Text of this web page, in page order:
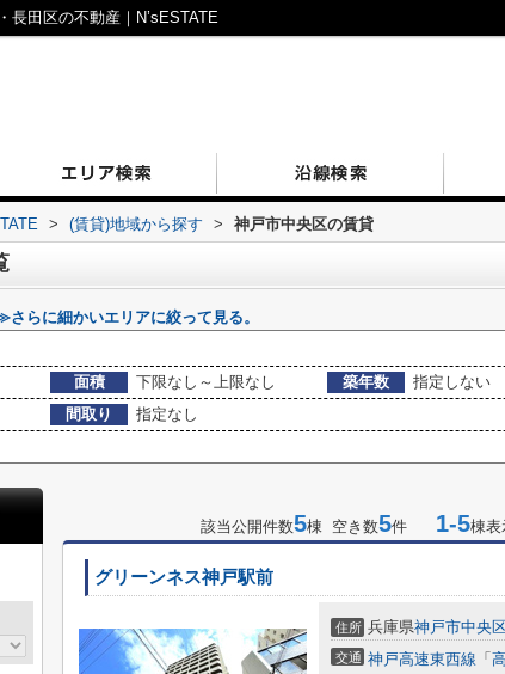
長田区の不動産｜N’sESTATE
> (賃貸)地域から探す > 神戸市中央区の賃貸
さらに細かいエリアに絞って見る。
面積 下限なし～上限なし 築年数
指定しない
間取り
指定なし
該当公開件数5棟 空き数5件 1-5棟表
グリーンネス神戸駅前
住所 兵庫県神戸市中央
交通 神戸高速東西線 「